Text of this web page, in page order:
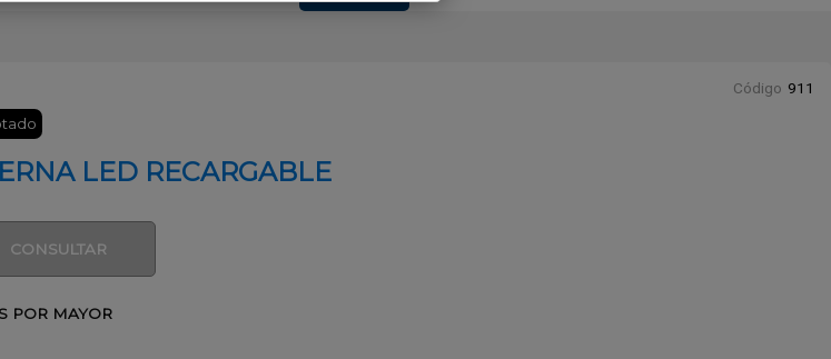
Código 911
LED RECARGABLE
CONSULTAR
POR MAYOR